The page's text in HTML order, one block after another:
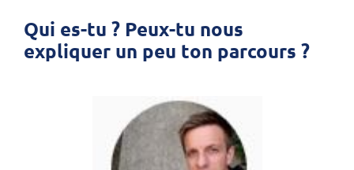
Qui es-tu ? Peux-tu nous
expliquer un peu ton parcours ?